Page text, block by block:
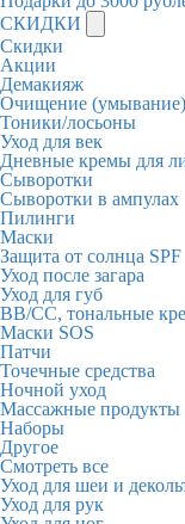
СКИДКИ
Скидки
Акции
Демакияж
Очищение (умывание)
Тоники/лосьоны
Уход для век
Дневные кремы для
Сыворотки
Сыворотки в ампулах
Пилинги
Маски
Защита от солнца SPF
Уход после загара
Уход для губ
BB/CC, тональные
Маски SOS
Патчи
Точечные средства
Ночной уход
Массажные продукты
Наборы
Другое
Смотреть все
Уход для шеи и
Уход для рук